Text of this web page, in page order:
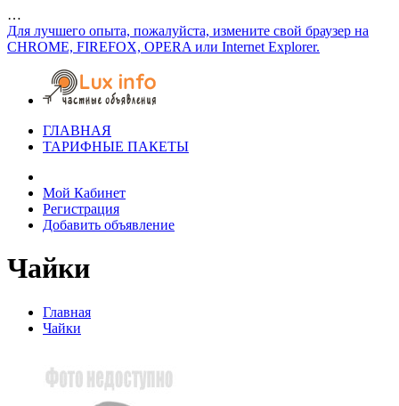
…
Для лучшего опыта, пожалуйста, измените свой браузер на
CHROME, FIREFOX, OPERA или Internet Explorer.
ГЛАВНАЯ
ТАРИФНЫЕ ПАКЕТЫ
Мой Кабинет
Регистрация
Добавить объявление
Чайки
Главная
Чайки